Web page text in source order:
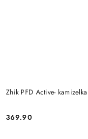
Zhik PFD Active-
Cena:
369.90